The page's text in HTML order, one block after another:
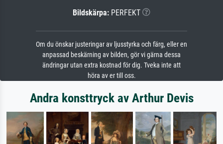
Bildskärpa: PERFEKT
Om du önskar justeringar av ljusstyrka och färg, eller en
anpassad beskärning av bilden, gör vi gärna dessa
ändringar utan extra kostnad för dig. Tveka inte att
höra av er till oss.
Andra konsttryck av Arthur Devis